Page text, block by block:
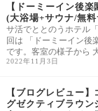
【ドーミーイン後
(大浴場+サウナ/無
サ活でととのうホテル
回は 「ドーミーイン後
です。客室の様子から
の無料サービスまでご紹
2022年11月3日
【ブログレビュー
グゼクティブラウン